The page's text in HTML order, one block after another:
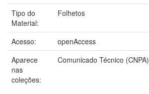
Tipo do
Material:
Folhetos
Acesso:
openAccess
Aparece
nas
coleções:
Comunicado Técnico (CNPA)